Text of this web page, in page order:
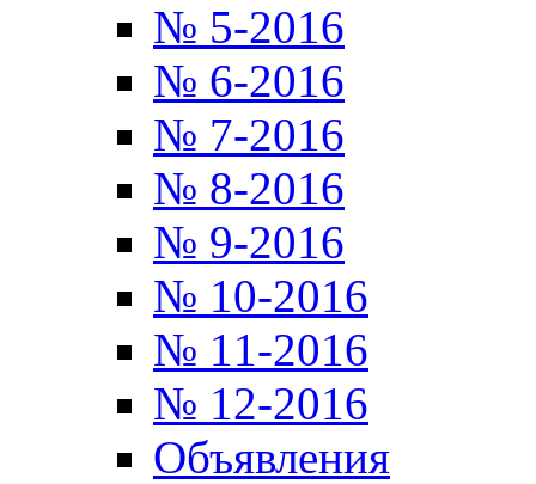
№ 5-2016
№ 6-2016
№ 7-2016
№ 8-2016
№ 9-2016
№ 10-2016
№ 11-2016
№ 12-2016
Объявления